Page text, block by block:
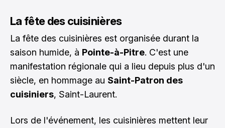
La fête des cuisinières
La fête des cuisinières est organisée durant la
saison humide, à Pointe-à-Pitre. C'est une
manifestation régionale qui a lieu depuis plus d'un
siècle, en hommage au Saint-Patron des
cuisiniers, Saint-Laurent.
Lors de l'événement, les cuisinières mettent leur